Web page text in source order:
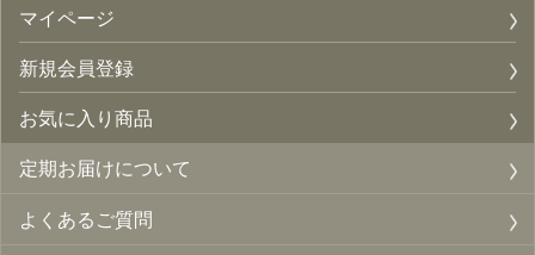
マイページ
新規会員登録
お気に入り商品
定期お届けについて
よくあるご質問